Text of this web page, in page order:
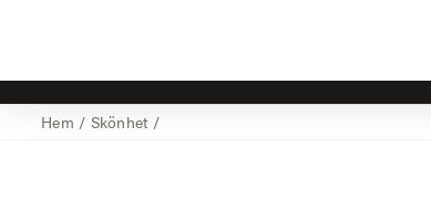
Hem / Skönhet/